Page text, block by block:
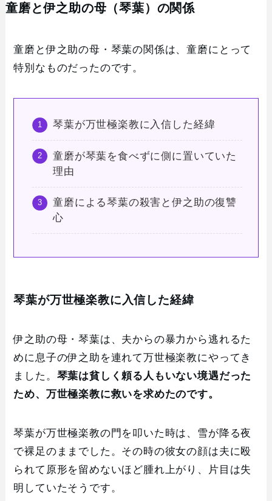
童磨と伊之助の母（琴葉）の関係
童磨と伊之助の母・琴葉の関係は、童磨にとって
特別なものだったのです。
琴葉が万世極楽教に入信した経緯
童磨が琴葉を食べずに側に置いていた
理由
童磨による琴葉の殺害と伊之助の復讐
心
琴葉が万世極楽教に入信した経緯
伊之助の母・琴葉は、夫からの暴力から逃れるた
めに息子の伊之助を連れて万世極楽教にやってき
ました。 琴葉は貧しく頼る人もいない境遇だった
ため、万世極楽教に救いを求めたのです。
琴葉が万世極楽教の門を叩いた時は、雪が降る夜
で裸足のままでした。その時の彼女の顔は夫に殴
られて原形を留めないほど腫れ上がり、片目は失
明していたそうです。